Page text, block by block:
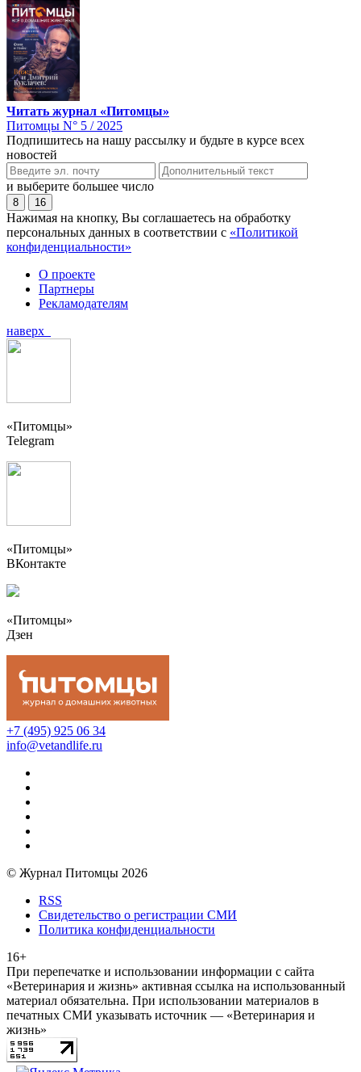
Читать журнал «Питомцы»
Питомцы N° 5 / 2025
Подпишитесь на нашу рассылку и будьте в курсе всех
новостей
и выберите большее число
8 16
Нажимая на кнопку, Вы соглашаетесь на обработку
персональных данных в соответствии с «Политикой
конфиденциальности»
О проекте
Партнеры
Рекламодателям
наверх
«Питомцы»
Telegram
«Питомцы»
ВКонтакте
«Питомцы»
Дзен
+7 (495) 925 06 34
info@vetandlife.ru
© Журнал Питомцы 2026
RSS
Свидетельство о регистрации СМИ
Политика конфиденциальности
16+
При перепечатке и использовании информации с сайта
«Ветеринария и жизнь» активная ссылка на использованный
материал обязательна. При использовании материалов в
печатных СМИ указывать источник — «Ветеринария и
жизнь»